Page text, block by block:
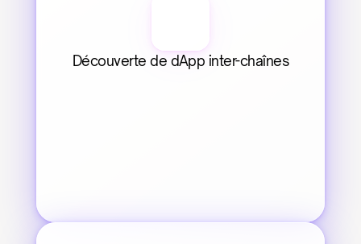
Découverte de dApp inter-chaînes